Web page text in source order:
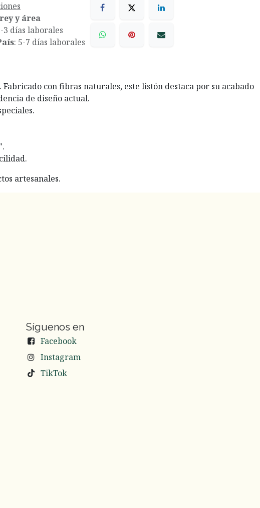
y área
3 días laborales
: 5-7 días laborales
con fibras naturales, este listón destaca por su acabado
de diseño actual.
artesanales.
Síguenos en
Facebook
Instagram
TikTok